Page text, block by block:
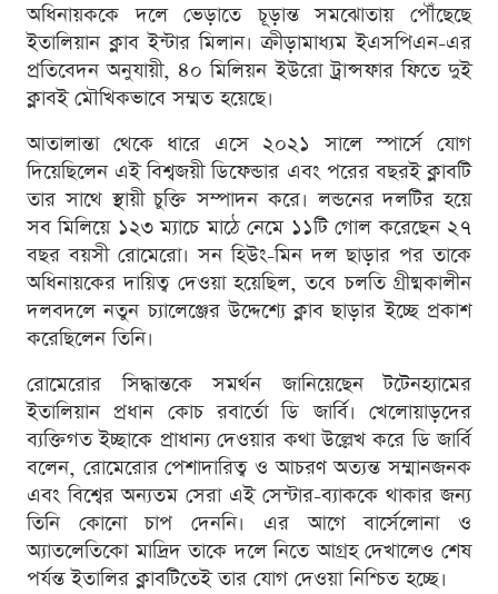
অধিনায়ককে দলে ভেড়াতে চূড়ান্ত সমঝোতায় পৌঁছেছে
ইতালিয়ান ক্লাব ইন্টার মিলান। ক্রীড়ামাধ্যম ইএসপিএন-এর
প্রতিবেদন অনুযায়ী, ৪০ মিলিয়ন ইউরো ট্রান্সফার ফিতে দুই
ক্লাবই মৌখিকভাবে সম্মত হয়েছে।
আতালান্তা থেকে ধারে এসে ২০২১ সালে স্পার্সে যোগ
দিয়েছিলেন এই বিশ্বজয়ী ডিফেন্ডার এবং পরের বছরই ক্লাবটি
তার সাথে স্থায়ী চুক্তি সম্পাদন করে। লন্ডনের দলটির হয়ে
সব মিলিয়ে ১২৩ ম্যাচে মাঠে নেমে ১১টি গোল করেছেন ২৭
বছর বয়সী রোমেরো। সন হিউং-মিন দল ছাড়ার পর তাকে
অধিনায়কের দায়িত্ব দেওয়া হয়েছিল, তবে চলতি গ্রীষ্মকালীন
দলবদলে নতুন চ্যালেঞ্জের উদ্দেশ্যে ক্লাব ছাড়ার ইচ্ছে প্রকাশ
করেছিলেন তিনি।
রোমেরোর সিদ্ধান্তকে সমর্থন জানিয়েছেন টটেনহ্যামের
ইতালিয়ান প্রধান কোচ রবার্তো ডি জার্বি। খেলোয়াড়দের
ব্যক্তিগত ইচ্ছাকে প্রাধান্য দেওয়ার কথা উল্লেখ করে ডি জার্বি
বলেন, রোমেরোর পেশাদারিত্ব ও আচরণ অত্যন্ত সম্মানজনক
এবং বিশ্বের অন্যতম সেরা এই সেন্টার-ব্যাককে থাকার জন্য
তিনি কোনো চাপ দেননি। এর আগে বার্সেলোনা ও
অ্যাতলেতিকো মাদ্রিদ তাকে দলে নিতে আগ্রহ দেখালেও শেষ
পর্যন্ত ইতালির ক্লাবটিতেই তার যোগ দেওয়া নিশ্চিত হচ্ছে।